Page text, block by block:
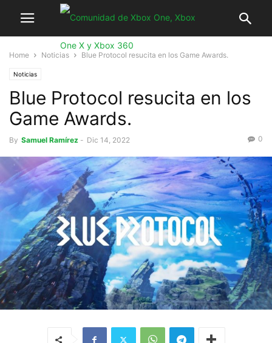
Home Noticias Blue Protocol resucita en los Game Awards.
Noticias
Blue Protocol resucita en los
Game Awards.
By Samuel Ramírez - Dic 14, 2022 0